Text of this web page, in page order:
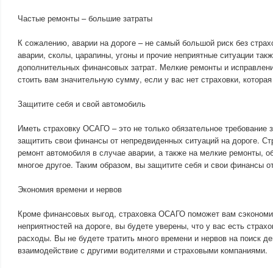
Частые ремонты – большие затраты
К сожалению, аварии на дороге – не самый большой риск без
аварии, сколы, царапины, угоны и прочие неприятные ситуации
дополнительных финансовых затрат. Мелкие ремонты и
стоить вам значительную сумму, если у вас нет страховки,
Защитите себя и свой автомобиль
Иметь страховку ОСАГО – это не только обязательное требование
защитить свои финансы от непредвиденных ситуаций на дороге.
ремонт автомобиля в случае аварии, а также на мелкие ремонты,
многое другое. Таким образом, вы защитите себя и свои финансы
Экономия времени и нервов
Кроме финансовых выгод, страховка ОСАГО поможет вам
неприятностей на дороге, вы будете уверены, что у вас есть
расходы. Вы не будете тратить много времени и нервов на поиск
взаимодействие с другими водителями и страховыми компаниями.